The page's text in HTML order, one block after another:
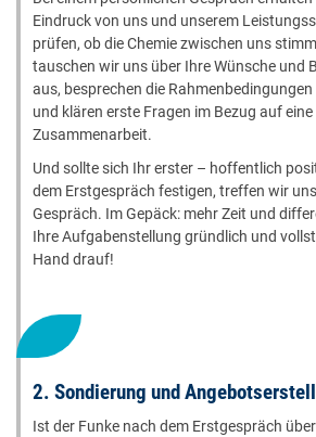
Eindruck von uns und unserem
prüfen, ob die Chemie zwischen uns
tauschen wir uns über Ihre Wünsche und
aus, besprechen die
und klären erste Fragen im Bezug auf
Zusammenarbeit.
Und sollte sich Ihr erster – hoffentlich
dem Erstgespräch festigen, treffen wir
Gespräch. Im Gepäck: mehr Zeit und
Ihre Aufgabenstellung gründlich und
Hand drauf!
2. Sondierung und
Ist der Funke nach dem Erstgespräch